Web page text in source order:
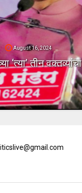
August 16, 2024
‘त्या’ तीन